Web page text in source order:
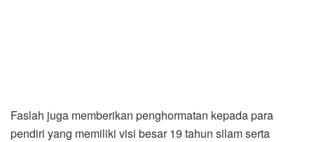
Faslah juga memberikan penghormatan kepada para
pendiri yang memiliki visi besar 19 tahun silam serta